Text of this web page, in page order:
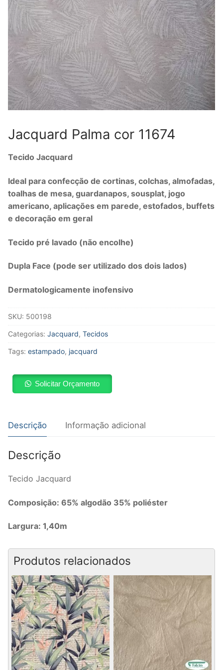
Jacquard Palma cor 11674
Tecido Jacquard
Ideal para confecção de cortinas, colchas, almofadas,
toalhas de mesa, guardanapos, sousplat, jogo
americano, aplicações em parede, estofados, buffets
e decoração em geral
Tecido pré lavado (não encolhe)
Dupla Face (pode ser utilizado dos dois lados)
Dermatologicamente inofensivo
SKU: 500198
Categorias: Jacquard, Tecidos
Tags: estampado, jacquard
Solicitar Orçamento
Descrição Informação adicional
Descrição
Tecido Jacquard
Composição: 65% algodão 35% poliéster
Largura: 1,40m
Produtos relacionados